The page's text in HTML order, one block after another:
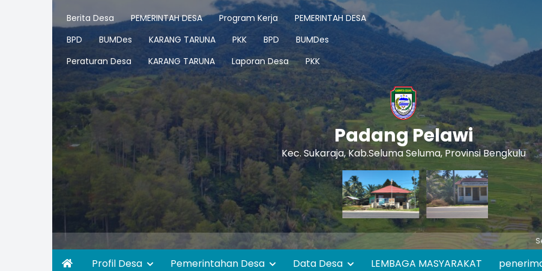
Berita Desa PEMERINTAH DESA Program Kerja
PEMERINTAH DESA
BPD
BUMDes KARANG TARUNA PKK BPD
BUMDes
Peraturan Desa
KARANG TARUNA Laporan Desa PKK
Padang Pelawi
Kec. Sukaraja, Kab.Seluma Seluma, Provinsi Bengkulu
Profil Desa Pemerintahan Desa Data Desa LEMBAGA MASYARAKAT